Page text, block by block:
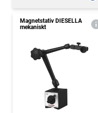
Magnetstativ DIESELLA
mekaniskt